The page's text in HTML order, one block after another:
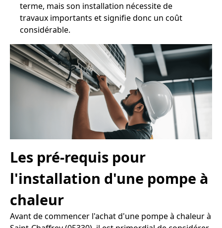
terme, mais son installation nécessite de
travaux importants et signifie donc un coût
considérable.
Les pré-requis pour
l'installation d'une pompe à
chaleur
Avant de commencer l'achat d'une pompe à chaleur à